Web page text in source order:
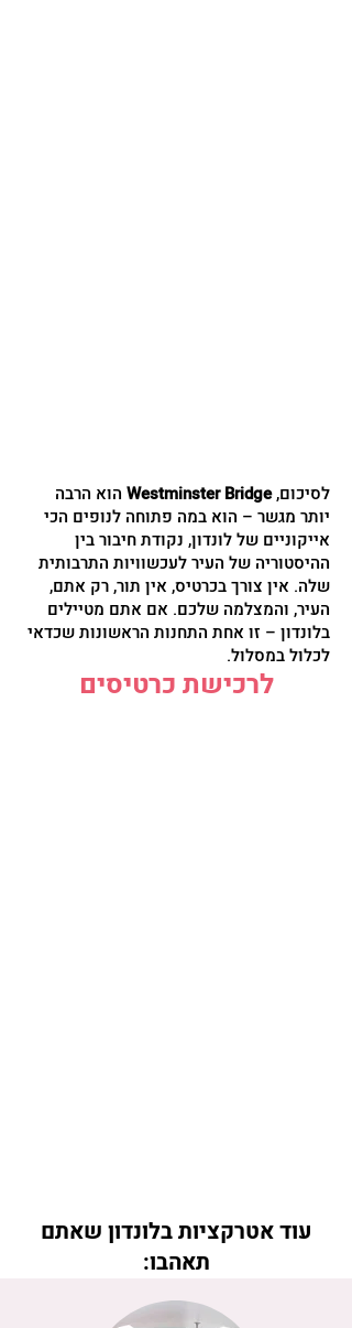
לסיכום,Westminster Bridge הוא הרבה
יותר מגשר – הוא במה פתוחה לנופים הכי
אייקוניים של לונדון, נקודת חיבור בין
ההיסטוריה של העיר לעכשוויות התרבותית
שלה. אין צורך בכרטיס, אין תור, רק אתם,
העיר, והמצלמה שלכם. אם אתם מטיילים
בלונדון – זו אחת התחנות הראשונות שכדאי
לכלול במסלול.
לרכישת כרטיסים
עוד אטרקציות בלונדון שאתם
תאהבו: